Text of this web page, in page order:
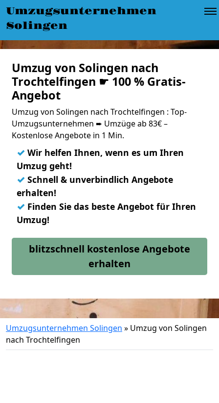
Umzugsunternehmen
Solingen
Umzug von Solingen nach
Trochtelfingen ☛ 100 % Gratis-
Angebot
Umzug von Solingen nach Trochtelfingen : Top-
Umzugsunternehmen ➨ Umzüge ab 83€ –
Kostenlose Angebote in 1 Min.
✓ Wir helfen Ihnen, wenn es um Ihren
Umzug geht!
✓ Schnell & unverbindlich Angebote
erhalten!
✓ Finden Sie das beste Angebot für Ihren
Umzug!
blitzschnell kostenlose Angebote
erhalten
Umzugsunternehmen Solingen » Umzug von Solingen
nach Trochtelfingen